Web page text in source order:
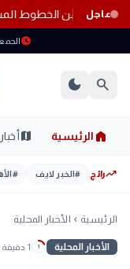
عاجل
المواطنين من الخطوط
scheduleالجمعة 7
search
dark_mode
home الرئيسية map
trending_upرائج #الخبر لايف #
الرئيسية chevron_left الأخبار المحلية
الأخبار المحلية 1 1 دقيقة